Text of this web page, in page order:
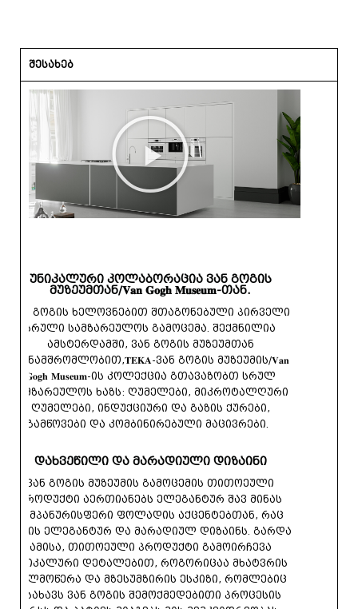
შესახებ
უნიკალური კოლაბორაცია ვან გოგის
მუზეუმთან/𝐕𝐚𝐧 𝐆𝐨𝐠𝐡 𝐌𝐮𝐬𝐞𝐮𝐦-თან.
ვან გოგის ხელოვნებით შთაგონებული პირველი
სრული სამზარეულოს გამოცემა. შექმნილია
ამსტერდამში, ვან გოგის მუზეუმთან
თანამშრომლობით,𝐓𝐄𝐊𝐀-ვან გოგის მუზეუმის/𝐕𝐚𝐧
𝐆𝐨𝐠𝐡 𝐌𝐮𝐬𝐞𝐮𝐦-ის კოლექცია გთავაზობთ სრულ
სამზარეულოს ხაზს: ღუმელები, მიკროტალღური
ღუმელები, ინდუქციური და გაზის ქურები,
გამწოვები და კომბინირებული მაცივრები.
დახვეწილი და მარადიული დიზაინი
ვან გოგის მუზეუმის გამოცემის თითოეული
პროდუქტი აერთიანებს ელეგანტურ შავ მინას
შამპანურისფერი ფოლადის აქცენტებთან, რაც
ქმნის ელეგანტურ და მარადიულ დიზაინს. გარდა
ამისა, თითოეული პროდუქტი გამოირჩევა
უნიკალური დეტალებით, როგორიცაა მხატვრის
ხელმოწერა და მზესუმზირის ესკიზი, რომლებიც
ასახავს ვან გოგის შემოქმედებითი პროცესის